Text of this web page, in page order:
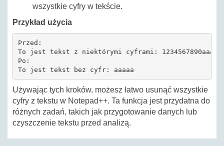
wszystkie cyfry w tekście.
Przykład użycia
Przed:
To jest tekst z niektórymi cyframi: 1234567890aaaaa
Po:
To jest tekst bez cyfr: aaaaa
Używając tych kroków, możesz łatwo usunąć wszystkie
cyfry z tekstu w Notepad++. Ta funkcja jest przydatna do
różnych zadań, takich jak przygotowanie danych lub
czyszczenie tekstu przed analizą.